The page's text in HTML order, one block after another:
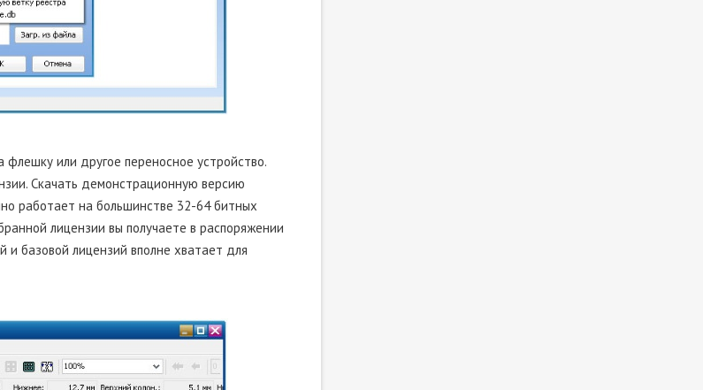
или другое переносное устройство.
Скачать демонстрационную версию
работает на большинстве 32-64 битных
лицензии вы получаете в распоряжении
и базовой лицензий вполне хватает для